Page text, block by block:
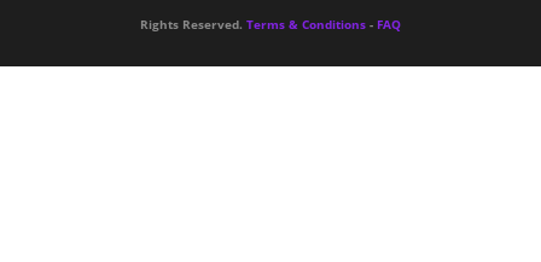
Rights Reserved. Terms & Conditions - FAQ